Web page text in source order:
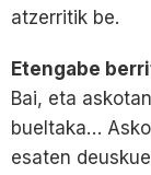
atzerritik be.
Etengabe
Bai, eta
bueltaka…
esaten